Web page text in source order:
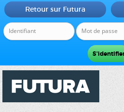
Retour sur Futura